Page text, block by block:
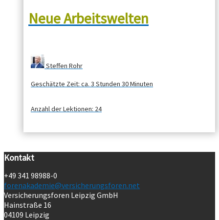
Neue Arbeitswelten
Steffen Rohr
Geschätzte Zeit: ca. 3 Stunden 30 Minuten
Anzahl der Lektionen: 24
Kontakt
+49 341 98988-0
forenakademie@versicherungsforen.net
Versicherungsforen Leipzig GmbH
Hainstraße 16
04109 Leipzig